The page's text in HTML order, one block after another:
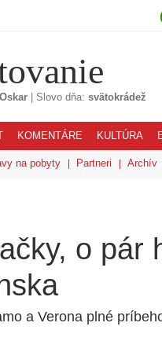
Oskar| Slovo dňa: svätokrádež
KOMENTÁRE KULTÚRA
na pobyty Partneri Archív
o pár
a Verona plné